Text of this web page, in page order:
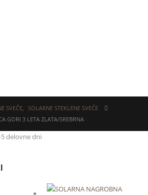
SVEČE,
SOLARNE STEKLENE SVEČE
GORI 3 LETA ZLATA/SREBRNA
delovne dni